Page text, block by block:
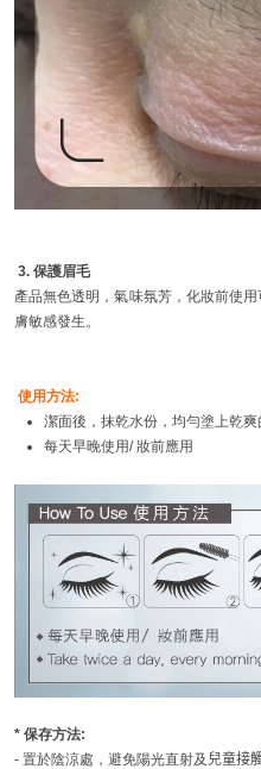
3. 保護眉毛
產品無色透明，氣味氛芳，化妝前使
膚敏感發生。
使用方法:
潔面後，抹乾水份，均勻塗上乾
每天早晚使用/ 妝前應用
* 保存方法:
- 置於陰涼處，避免陽光直射及 兒童接